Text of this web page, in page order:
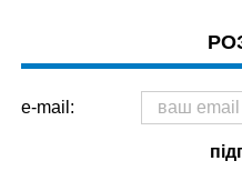
e-mail: